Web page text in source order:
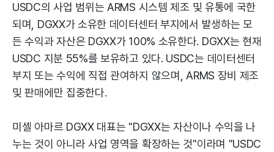
USDC의 사업 범위는 ARMS 시스템 제조 및 유통에 국한
되며, DGXX가 소유한 데이터센터 부지에서 발생하는 모
든 수익과 자산은 DGXX가 100% 소유한다. DGXX는 현재
USDC 지분 55%를 보유하고 있다. USDC는 데이터센터
부지 또는 수익에 직접 관여하지 않으며, ARMS 장비 제조
및 판매에만 집중한다.
미셸 아마르 DGXX 대표는 "DGXX는 자산이나 수익을 나
누는 것이 아니라 사업 영역을 확장하는 것"이라며 "USDC